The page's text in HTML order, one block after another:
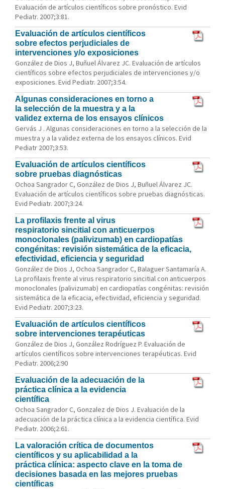
Evaluación de artículos científicos sobre pronóstico. Evid
Pediatr. 2007;3:81.
Evaluación de artículos científicos
sobre efectos perjudiciales de
intervenciones y/o exposiciones
González de Dios J, Buñuel Álvarez JC. Evaluación de artículos
científicos sobre efectos perjudiciales de intervenciones y/o
exposiciones. Evid Pediatr. 2007;3:54.
Algunas consideraciones en torno a
la selección de la muestra y a la
validez externa de los ensayos clínicos
Gervás J . Algunas consideraciones en torno a la selección de la
muestra y a la validez externa de los ensayos clínicos. Evid
Pediatr 2007;3:53.
Evaluación de artículos científicos
sobre pruebas diagnósticas
Ochoa Sangrador C, González de Dios J, Buñuel Álvarez JC.
Evaluación de artículos científicos sobre pruebas diagnósticas.
Evid Pediatr. 2007;3:24.
La profilaxis frente al virus
respiratorio sincitial con anticuerpos
monoclonales (palivizumab) en cardiopatías
congénitas: revisión sistemática de la eficacia,
efectividad, eficiencia y seguridad
González de Dios J, Ochoa Sangrador C, Balaguer Santamaría A.
La profilaxis frente al virus respiratorio sincitial con anticuerpos
monoclonales (palivizumab) en cardiopatías congénitas: revisión
sistemática de la eficacia, efectividad, eficiencia y seguridad.
Evid Pediatr. 2007;3:23.
Evaluación de artículos científicos
sobre intervenciones terapéuticas
González de Dios J, González Rodríguez P. Evaluación de
artículos científicos sobre intervenciones terapéuticas. Evid
Pediatr. 2006;2:90
Evaluación de la adecuación de la
práctica clínica a la evidencia
científica
Ochoa Sangrador C, Gonzalez de Dios J. Evaluación de la
adecuación de la práctica clínica a la evidencia científica. Evid
Pediatr. 2006;2:61.
La valoración crítica de documentos
científicos y su aplicabilidad a la
práctica clínica: aspecto clave en la toma de
decisiones basada en las mejores pruebas
científicas